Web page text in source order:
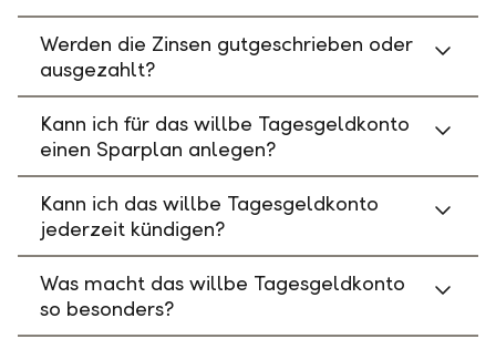
Werden die Zinsen gutgeschrieben oder
ausgezahlt?
Kann ich für das willbe Tagesgeldkonto
einen Sparplan anlegen?
Kann ich das willbe Tagesgeldkonto
jederzeit kündigen?
Was macht das willbe Tagesgeldkonto
so besonders?